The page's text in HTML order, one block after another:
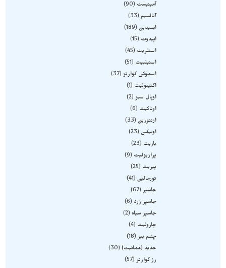
آمیتیست
90
آنالسیم
33
ابسیدین 189
اپیدوت
15
استلریت
45
استیلبیت
51
اسموکی کوارتز 37
اکتینولیت
1
اوپال سبز 2
اوناکیت
6
اونتورین 33
اونیکس
23
باریت
23
پرازیولیت
9
پیریت
25
تورمالین 41
جاسپر 67
جاسپر زرد
6
جاسپر سیاه
2
چاروئیت
4
چشم ببر 18
حدید (هماتیت) 30
رز کوارتز 57